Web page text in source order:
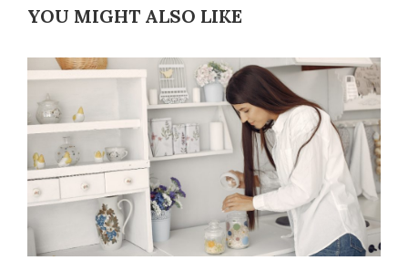
YOU MIGHT ALSO LIKE